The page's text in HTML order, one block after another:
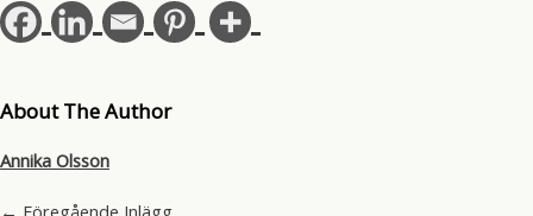
About The Author
Annika Olsson
← Föregående Inlägg